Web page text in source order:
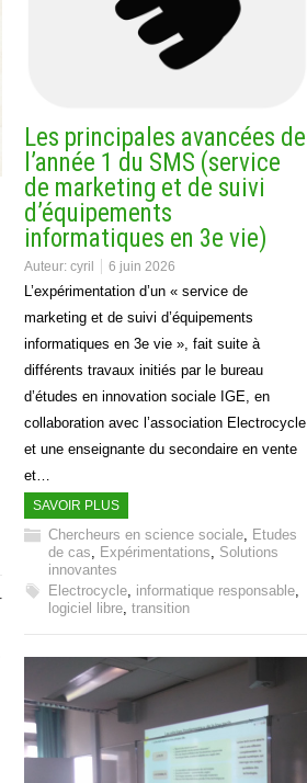
Les principales avancées de
l’année 1 du SMS (service
de marketing et de suivi
d’équipements
informatiques en 3e vie)
Auteur: cyril 6 juin 2026
L’expérimentation d’un « service de
marketing et de suivi d’équipements
informatiques en 3e vie », fait suite à
différents travaux initiés par le bureau
d’études en innovation sociale IGE, en
collaboration avec l’association Electrocycle
et une enseignante du secondaire en vente
et…
SAVOIR PLUS
Chercheurs en science sociale, Etudes
de cas, Expérimentations, Solutions
innovantes
Electrocycle, informatique responsable,
logiciel libre, transition